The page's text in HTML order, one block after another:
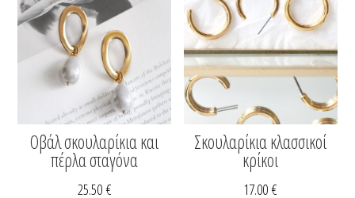
Οβάλ σκουλαρίκια και
πέρλα σταγόνα
25.50€
Σκουλαρίκια κλασσικοί
κρίκοι
17.00€